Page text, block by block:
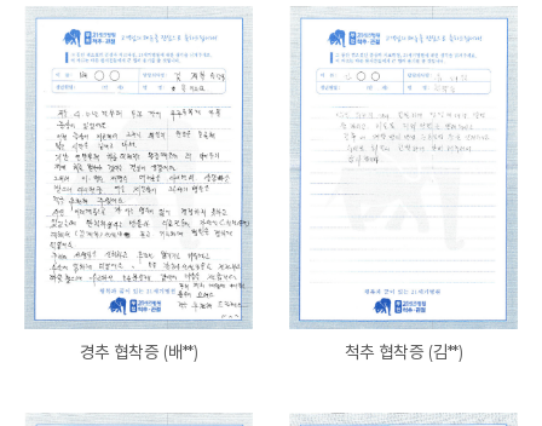
경추 협착증 (배**) 척추 협착증 (김**)